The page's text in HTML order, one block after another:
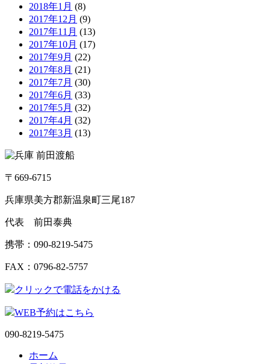
2018年1月 (8)
2017年12月 (9)
2017年11月 (13)
2017年10月 (17)
2017年9月 (22)
2017年8月 (21)
2017年7月 (30)
2017年6月 (33)
2017年5月 (32)
2017年4月 (32)
2017年3月 (13)
〒669-6715
兵庫県美方郡新温泉町三尾187
代表 前田泰典
携帯：090-8219-5475
FAX：0796-82-5757
クリックで電話をかける
WEB予約はこちら
090-8219-5475
ホーム